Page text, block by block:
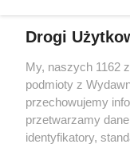
Drogi
My, naszych 1162
podmioty z
przechowujemy
przetwarzamy
identyfikatory,